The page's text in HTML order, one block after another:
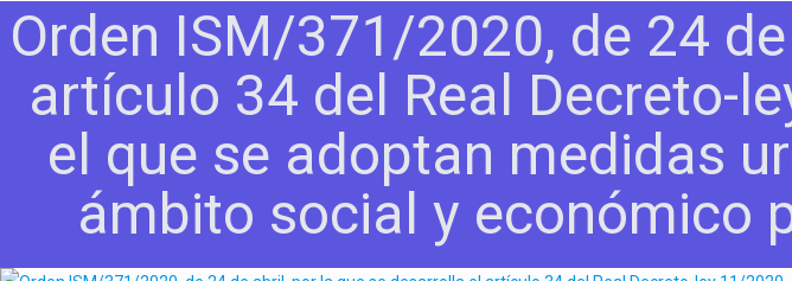
Orden ISM/371/2020, de 24
artículo 34 del Real Decreto-
el que se adoptan medidas
ámbito social y económico